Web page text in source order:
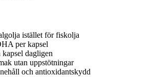
istället för fiskolja
per kapsel
kapsel dagligen
utan uppstötningar
och antioxidantskydd